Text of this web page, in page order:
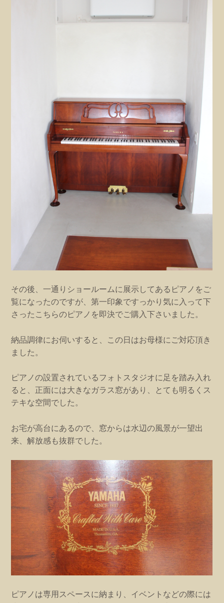
その後、一通りショールームに展示してあるピアノをご
覧になったのですが、第一印象ですっかり気に入って下
さったこちらのピアノを即決でご購入下さいました。
納品調律にお伺いすると、この日はお母様にご対応頂き
ました。
ピアノの設置されているフォトスタジオに足を踏み入れ
ると、正面には大きなガラス窓があり、とても明るくス
テキな空間でした。
お宅が高台にあるので、窓からは水辺の風景が一望出
来、解放感も抜群でした。
ピアノは専用スペースに納まり、イベントなどの際には